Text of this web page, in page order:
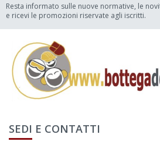
Resta informato sulle nuove normative, le
e ricevi le promozioni riservate agli iscritti.
SEDI E CONTATTI